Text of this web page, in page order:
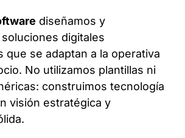
diseñamos y
digitales
que se adaptan a la operativa
No utilizamos plantillas ni
construimos tecnología
visión estratégica y